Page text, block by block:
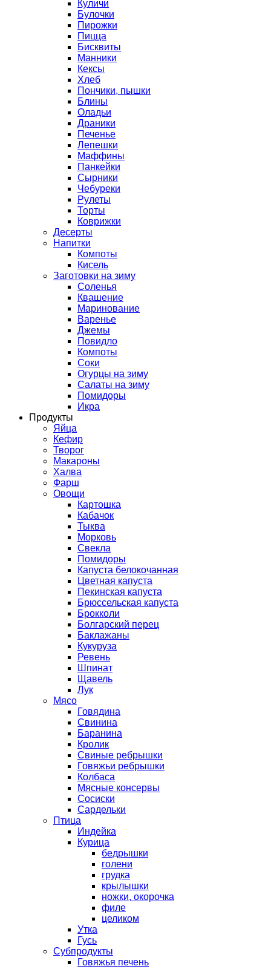
Куличи
Булочки
Пирожки
Пицца
Бисквиты
Манники
Кексы
Хлеб
Пончики, пышки
Блины
Оладьи
Драники
Печенье
Лепешки
Маффины
Панкейки
Сырники
Чебуреки
Рулеты
Торты
Коврижки
Десерты
Напитки
Компоты
Кисель
Заготовки на зиму
Соленья
Квашение
Маринование
Варенье
Джемы
Повидло
Компоты
Соки
Огурцы на зиму
Салаты на зиму
Помидоры
Икра
Продукты
Яйца
Кефир
Творог
Макароны
Халва
Фарш
Овощи
Картошка
Кабачок
Тыква
Морковь
Свекла
Помидоры
Капуста белокочанная
Цветная капуста
Пекинская капуста
Брюссельская капуста
Брокколи
Болгарский перец
Баклажаны
Кукуруза
Ревень
Шпинат
Щавель
Лук
Мясо
Говядина
Свинина
Баранина
Кролик
Свиные ребрышки
Говяжьи ребрышки
Колбаса
Мясные консервы
Сосиски
Сардельки
Птица
Индейка
Курица
бедрышки
голени
грудка
крылышки
ножки, окорочка
филе
целиком
Утка
Гусь
Субпродукты
Говяжья печень